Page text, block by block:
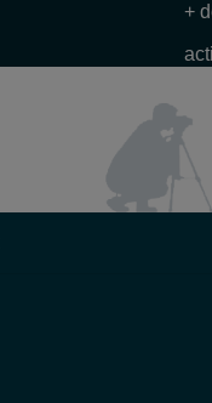
+